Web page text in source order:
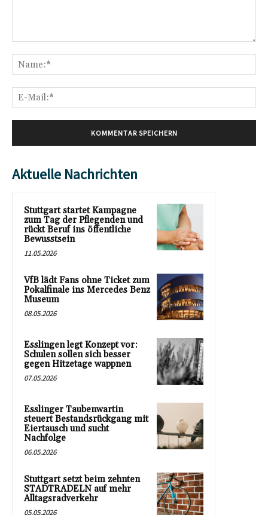
Aktuelle Nachrichten
Stuttgart startet Kampagne
zum Tag der Pflegenden und
rückt Beruf ins öffentliche
Bewusstsein
11.05.2026
VfB lädt Fans ohne Ticket zum
Pokalfinale ins Mercedes Benz
Museum
08.05.2026
Esslingen legt Konzept vor:
Schulen sollen sich besser
gegen Hitzetage wappnen
07.05.2026
Esslinger Taubenwartin
steuert Bestandsrückgang mit
Eiertausch und sucht
Nachfolge
06.05.2026
Stuttgart setzt beim zehnten
STADTRADELN auf mehr
Alltagsradverkehr
05.05.2026